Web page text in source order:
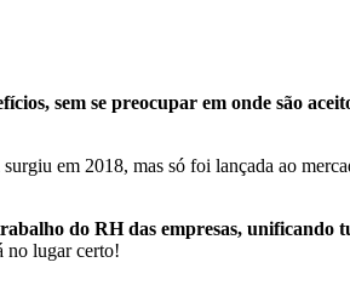
sem se preocupar em onde são
em 2018, mas só foi lançada ao
do RH das empresas, unificando
no lugar certo!